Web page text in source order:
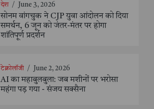
देश / June 3, 2026
सोनम वांगचुक ने CJP युवा आंदोलन को दिया
समर्थन, 6 जून को जंतर-मंतर पर होगा
शांतिपूर्ण प्रदर्शन
टेक्नोलॉजी / June 2, 2026
AI का महाबुलबुला: जब मशीनों पर भरोसा
महंगा पड़ गया - संजय सक्सैना